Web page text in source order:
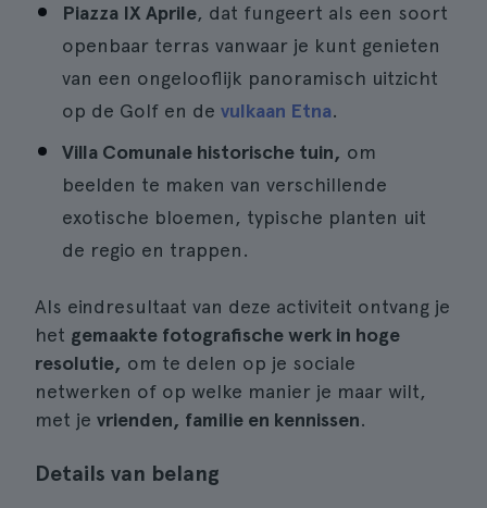
Piazza IX Aprile, dat fungeert als een soort
openbaar terras vanwaar je kunt genieten
van een ongelooflijk panoramisch uitzicht
op de Golf en de vulkaan Etna.
Villa Comunale historische tuin, om
beelden te maken van verschillende
exotische bloemen, typische planten uit
de regio en trappen.
Als eindresultaat van deze activiteit ontvang je
het gemaakte fotografische werk in hoge
resolutie, om te delen op je sociale
netwerken of op welke manier je maar wilt,
met je vrienden, familie en kennissen.
Details van belang